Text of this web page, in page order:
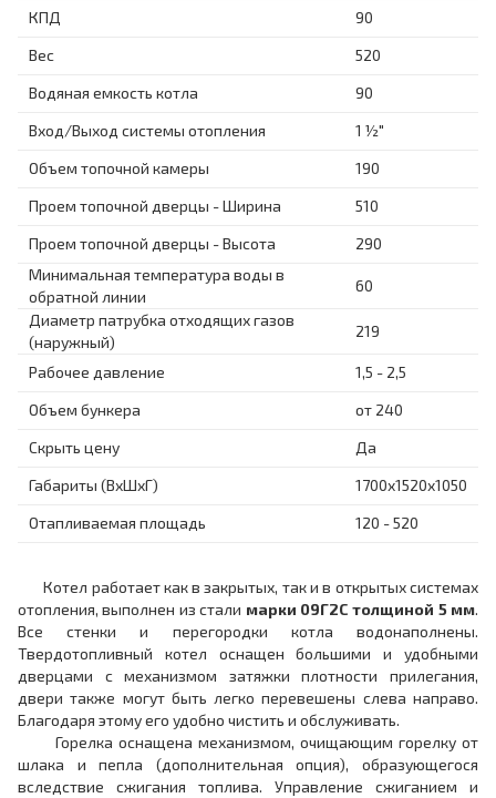
КПД
90
Вес
520
Водяная емкость котла
90
Вход/Выход системы отопления
1 ½"
Объем топочной камеры
190
Проем топочной дверцы - Ширина
510
Проем топочной дверцы - Высота
290
Минимальная температура воды в
обратной линии
60
Диаметр патрубка отходящих газов
(наружный)
219
Рабочее давление
1,5 - 2,5
Объем бункера
от 240
Скрыть цену
Да
Габариты (ВхШхГ)
1700x1520x1050
Отапливаемая площадь
120 - 520
Котел работает как в закрытых, так и в открытых системах
отопления, выполнен из стали марки 09Г2С толщиной 5 мм.
Все стенки и перегородки котла водонаполнены.
Твердотопливный котел оснащен большими и удобными
дверцами с механизмом затяжки плотности прилегания,
двери также могут быть легко перевешены слева направо.
Благодаря этому его удобно чистить и обслуживать.
Горелка оснащена механизмом, очищающим горелку от
шлака и пепла (дополнительная опция), образующегося
вследствие сжигания топлива. Управление сжиганием и